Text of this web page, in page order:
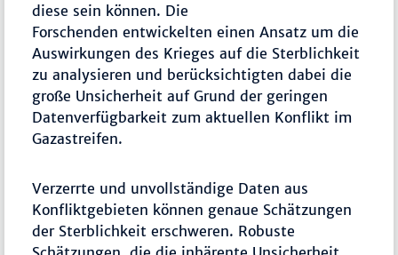
diese sein können. Die
Forschenden entwickelten einen Ansatz um die
Auswirkungen des Krieges auf die Sterblichkeit
zu analysieren und berücksichtigten dabei die
große Unsicherheit auf Grund der geringen
Datenverfügbarkeit zum aktuellen Konflikt im
Gazastreifen.
Verzerrte und unvollständige Daten aus
Konfliktgebieten können genaue Schätzungen
der Sterblichkeit erschweren. Robuste